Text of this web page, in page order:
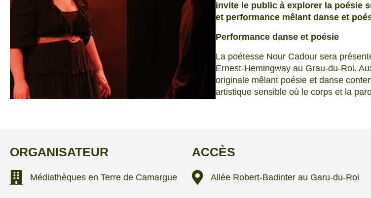
invite le public à explorer la poésie
et performance mêlant danse et
Performance danse et poésie
La poétesse Nour Cadour sera
Ernest-Hemingway au Grau-du-Roi.
originale mêlant poésie et danse
artistique sensible où le corps et la
ORGANISATEUR
Structure (ou association si relation)
Médiathèques en Terre de Camargue
ACCÈS
Allée Robert-Badinter au Garu-du-Roi